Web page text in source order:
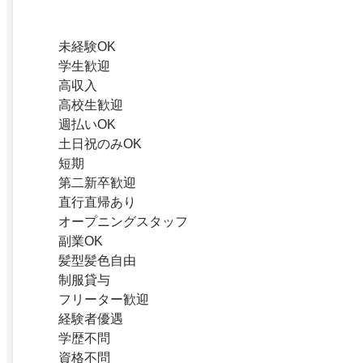
未経験OK
学生歓迎
高収入
高校生歓迎
週払いOK
土日祝のみOK
短期
第二新卒歓迎
直行直帰あり
オープニングスタッフ
副業OK
髪型髪色自由
制服貸与
フリーター歓迎
経験者優遇
学歴不問
資格不問